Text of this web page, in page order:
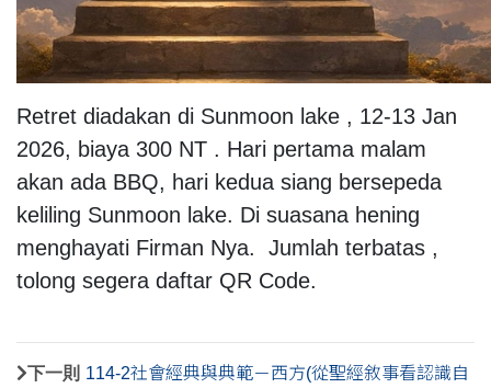
Retret diadakan di Sunmoon lake , 12-13 Jan
2026, biaya 300 NT . Hari pertama malam
akan ada BBQ, hari kedua siang bersepeda
keliling Sunmoon lake. Di suasana hening
menghayati Firman Nya. Jumlah terbatas ,
tolong segera daftar QR Code.
下一則 114-2社會經典與典範－西方(從聖經敘事看認識自